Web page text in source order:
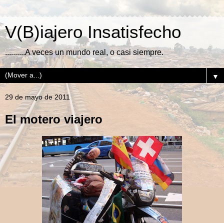
V(B)iajero Insatisfecho
..........A veces un mundo real, o casi siempre.
▼
29 de mayo de 2011
El motero viajero